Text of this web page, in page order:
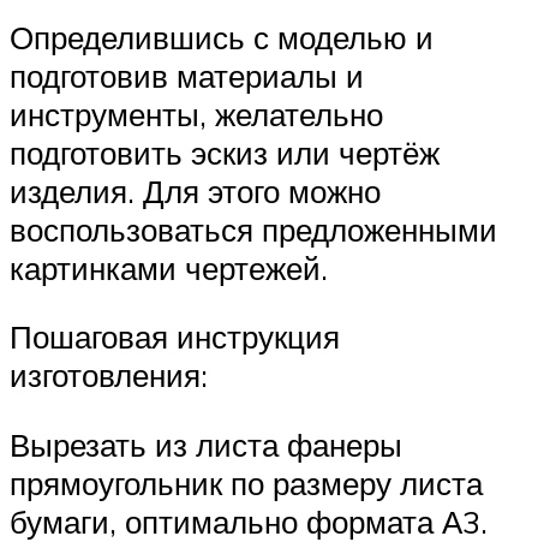
Определившись с моделью и
подготовив материалы и
инструменты, желательно
подготовить эскиз или чертёж
изделия. Для этого можно
воспользоваться предложенными
картинками чертежей.
Пошаговая инструкция
изготовления:
Вырезать из листа фанеры
прямоугольник по размеру листа
бумаги, оптимально формата А3.